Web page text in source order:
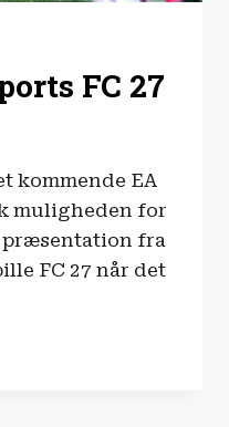
FC 27
kommende EA
muligheden for
præsentation fra
FC 27 når det